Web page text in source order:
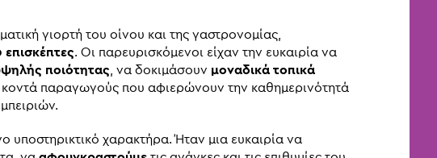
γιορτή του οίνου και της γαστρονομίας,
. Οι παρευρισκόμενοι είχαν την ευκαιρία να
ποιότητας , να δοκιμάσουν μοναδικά τοπικά
παραγωγούς που αφιερώνουν την καθημερινότητά
υποστηρικτικό χαρακτήρα. Ήταν μια ευκαιρία να